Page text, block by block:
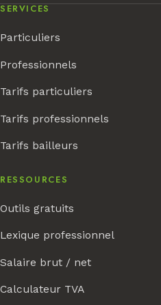
SERVICES
Particuliers
Professionnels
Tarifs particuliers
Tarifs professionnels
Tarifs bailleurs
RESSOURCES
Outils gratuits
Lexique professionnel
Salaire brut / net
Calculateur TVA